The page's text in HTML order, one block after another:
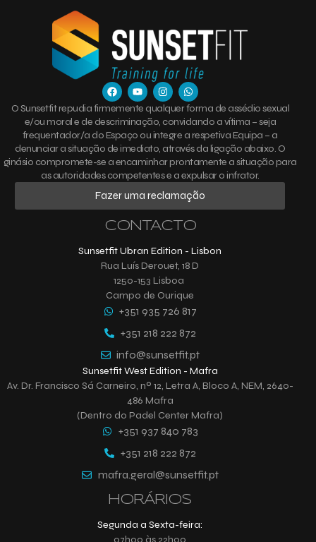
O Sunsetfit repudia firmemente qualquer forma de assédio sexual
e/ou moral e de descriminação, convidando a vítima – seja
frequentador/a do Espaço ou integre a respetiva Equipa – a
denunciar a situação de imediato, através da ligação abaixo. O
ginásio compromete-se a encaminhar prontamente a situação para
as autoridades competentes e a expulsar o infrator.
Fazer uma reclamação
CONTACTO
Sunsetfit Ubran Edition - Lisbon
Rua Luís Derouet, 18 D
1250-153 Lisboa
Campo de Ourique
+351 935 726 817
+351 218 222 872
info@sunsetfit.pt
Sunsetfit West Edition - Mafra
Av. Dr. Francisco Sá Carneiro, nº 12, Letra A, Bloco A, NEM, 2640-
486 Mafra
(Dentro do Padel Center Mafra)
+351 937 840 783
+351 218 222 872
mafra.geral@sunsetfit.pt
HORÁRIOS
Segunda a Sexta-feira:
07h00 às 22h00